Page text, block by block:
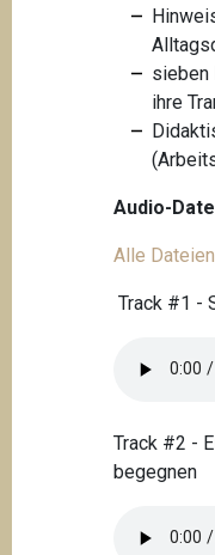
sieben
ihre
Audio-
Alle
Track #1 -
Track #2 -
begegnen